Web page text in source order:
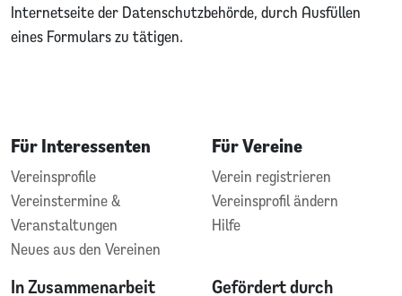
Internetseite der Datenschutzbehörde, durch Ausfüllen
eines Formulars zu tätigen.
Für Interessenten
Vereinsprofile
Vereinstermine &
Veranstaltungen
Neues aus den Vereinen
Für Vereine
Verein registrieren
Vereinsprofil ändern
Hilfe
In Zusammenarbeit Gefördert durch